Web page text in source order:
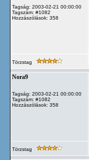
Tagság: 2003-02-21 00:00:00
Tagszám: #1082
Hozzászólások: 358
Törzstag
Nora9
Tagság: 2003-02-21 00:00:00
Tagszám: #1082
Hozzászólások: 358
Törzstag